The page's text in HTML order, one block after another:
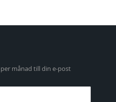
månad till din e-post